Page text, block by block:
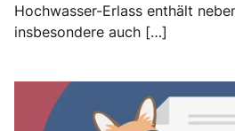
Hochwasser-Erlass enthält
insbesondere auch […]